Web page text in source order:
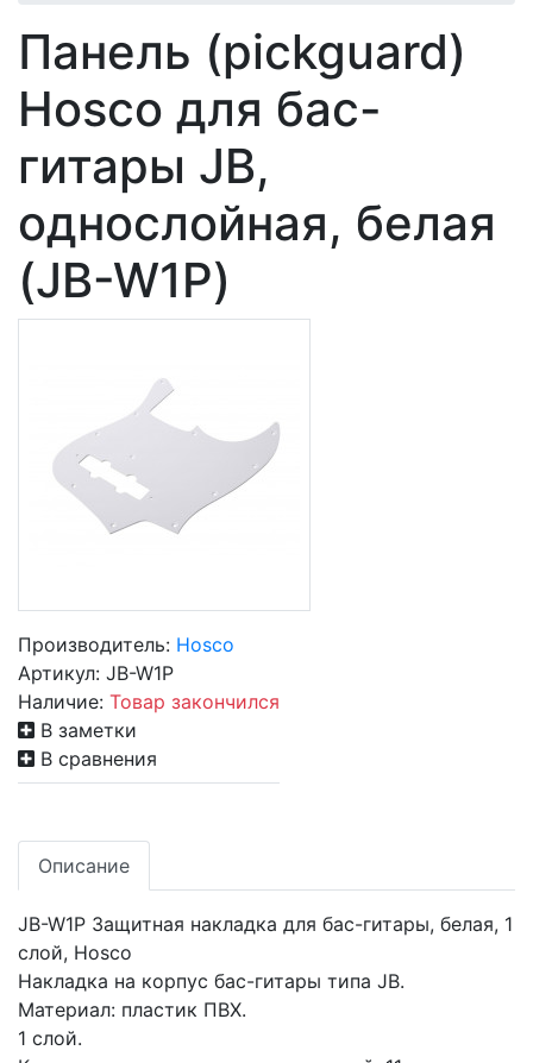
Панель (pickguard)
Hosco для бас-
гитары JB,
однослойная, белая
(JB-W1P)
Производитель: Hosco
Артикул: JB-W1P
Наличие: Товар закончился
В заметки
В сравнения
Описание
JB-W1P Защитная накладка для бас-гитары, белая, 1
слой, Hosco
Накладка на корпус бас-гитары типа JB.
Материал: пластик ПВХ.
1 слой.